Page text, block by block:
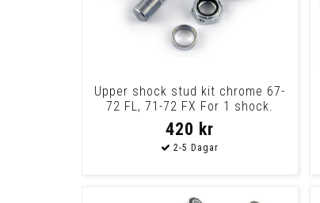
Upper shock stud kit chrome 67-
72 FL, 71-72 FX For 1 shock.
420 kr